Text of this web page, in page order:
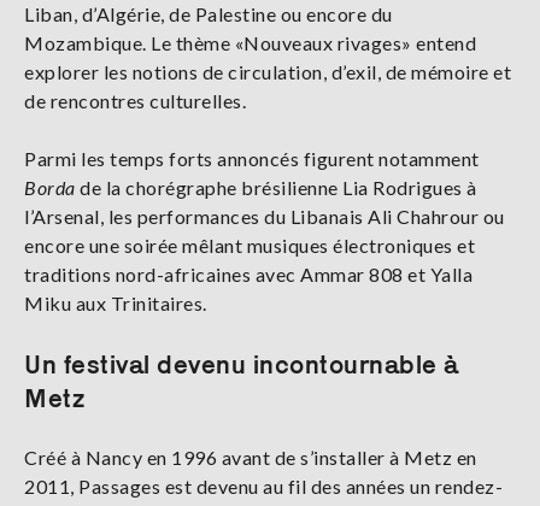
Liban, d’Algérie, de Palestine ou encore du
Mozambique. Le thème «Nouveaux rivages» entend
explorer les notions de circulation, d’exil, de mémoire et
de rencontres culturelles.
Parmi les temps forts annoncés figurent notamment
Borda de la chorégraphe brésilienne Lia Rodrigues à
l’Arsenal, les performances du Libanais Ali Chahrour ou
encore une soirée mêlant musiques électroniques et
traditions nord-africaines avec Ammar 808 et Yalla
Miku aux Trinitaires.
Un festival devenu incontournable à
Metz
Créé à Nancy en 1996 avant de s’installer à Metz en
2011, Passages est devenu au fil des années un rendez-